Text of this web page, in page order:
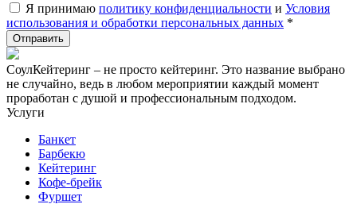
Я принимаю политику конфиденциальности и Условия
использования и обработки персональных данных *
СоулКейтеринг – не просто кейтеринг. Это название выбрано
не случайно, ведь в любом мероприятии каждый момент
проработан с душой и профессиональным подходом.
Услуги
Банкет
Барбекю
Кейтеринг
Кофе-брейк
Фуршет